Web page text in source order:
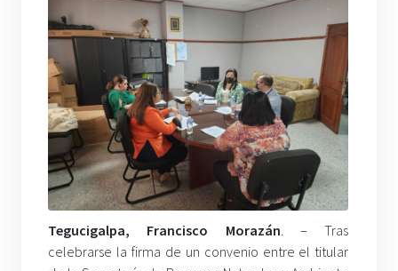
Tegucigalpa, Francisco Morazán . – Tras
celebrarse la firma de un convenio entre el titular